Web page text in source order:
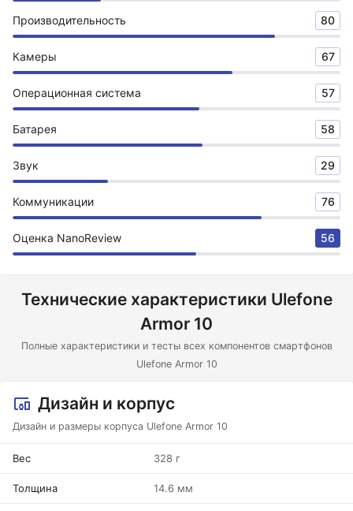
Производительность 80
Камеры 67
Операционная система 57
Батарея 58
Звук 29
Коммуникации 76
Оценка NanoReview 56
Технические характеристики Ulefone
Armor 10
Полные характеристики и тесты всех компонентов смартфонов
Ulefone Armor 10
Дизайн и корпус
Дизайн и размеры корпуса Ulefone Armor 10
Вес 328 г
Толщина 14.6 мм